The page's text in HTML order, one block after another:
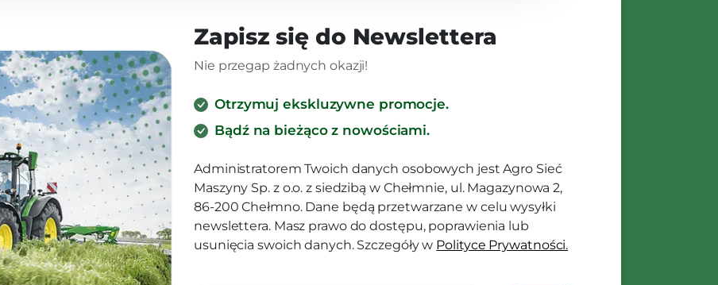
Zapisz się do Newslettera
Nie przegap żadnych okazji!
Otrzymuj ekskluzywne promocje.
Bądź na bieżąco z nowościami.
Administratorem Twoich danych osobowych jest Agro Sieć
Maszyny Sp. z o.o. z siedzibą w Chełmnie, ul. Magazynowa 2,
86-200 Chełmno. Dane będą przetwarzane w celu wysyłki
newslettera. Masz prawo do dostępu, poprawienia lub
usunięcia swoich danych. Szczegóły w Polityce Prywatności.